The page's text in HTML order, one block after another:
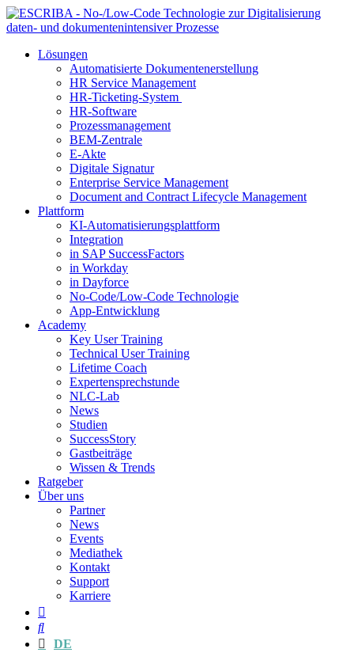
Lösungen
Automatisierte Dokumentenerstellung
HR Service Management
HR-Ticketing-System
HR-Software
Prozessmanagement
BEM-Zentrale
E-Akte
Digitale Signatur
Enterprise Service Management
Document and Contract Lifecycle Management
Plattform
KI-Automatisierungsplattform
Integration
in SAP SuccessFactors
in Workday
in Dayforce
No-Code/Low-Code Technologie
App-Entwicklung
Academy
Key User Training
Technical User Training
Lifetime Coach
Expertensprechstunde
NLC-Lab
News
Studien
SuccessStory
Gastbeiträge
Wissen & Trends
Ratgeber
Über uns
Partner
News
Events
Mediathek
Kontakt
Support
Karriere
DE